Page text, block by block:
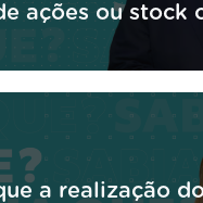
ações ou stock
a realização